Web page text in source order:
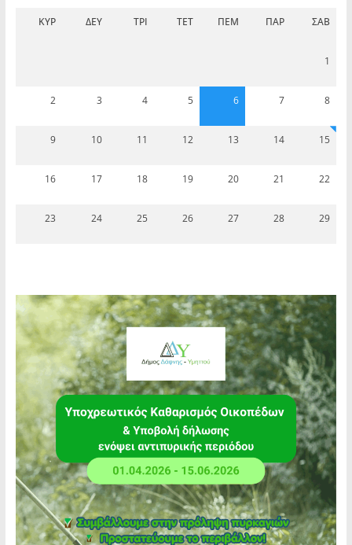
ΚΥΡ ΔΕΥ ΤΡΊ ΤΕΤ ΠΈΜ ΠΑΡ ΣΆΒ
1
2 3 4 5 6 7 8
9 10 11 12 13 14 15
16 17 18 19 20 21 22
23 24 25 26 27 28 29